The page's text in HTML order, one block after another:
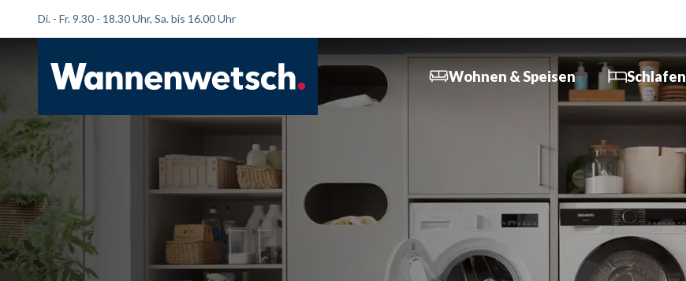
Di. - Fr. 9.30 - 18.30 Uhr, Sa. bis 16.00 Uhr
Wohnen & Speisen
Wohnmöbel
Couch- & Beistelltische
Schlafen
Schlafzimmer
Schranksysteme
Boxspringbetten /
Polsterbetten
Funktionssofas